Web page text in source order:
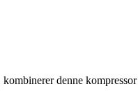
denne kompressor